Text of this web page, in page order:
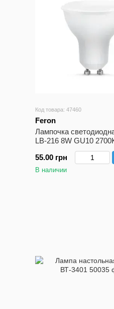
Код товара: 47460
Feron
Лампочка
LB-216 8W GU10
55.00 грн
В наличии